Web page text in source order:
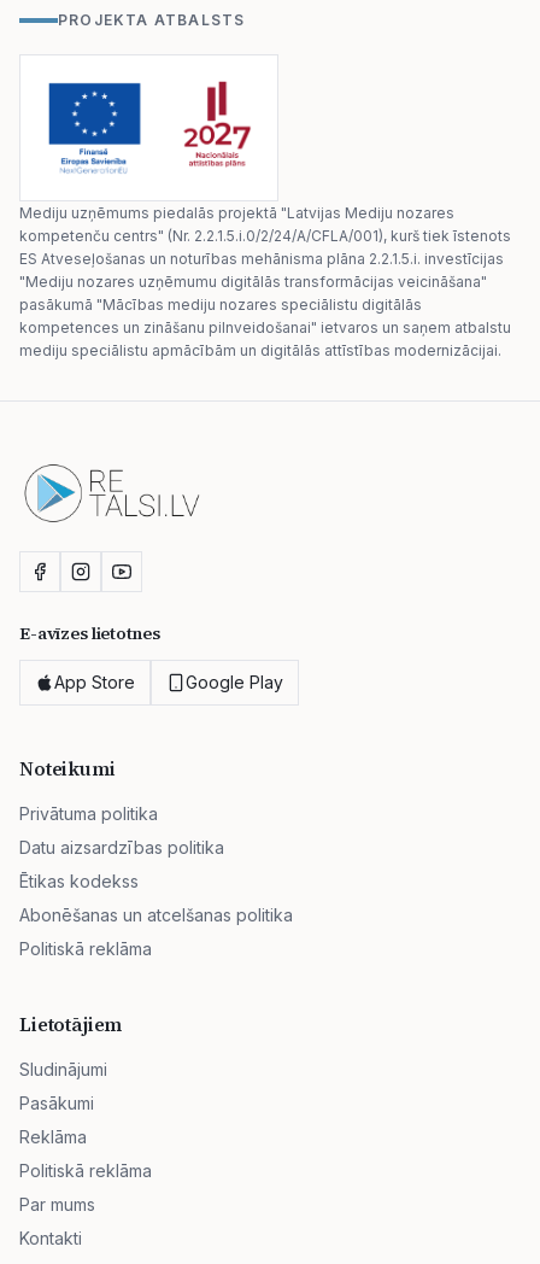
PROJEKTA ATBALSTS
Mediju uzņēmums piedalās projektā "Latvijas Mediju nozares
kompetenču centrs" (Nr. 2.2.1.5.i.0/2/24/A/CFLA/001), kurš tiek īstenots
ES Atveseļošanas un noturības mehānisma plāna 2.2.1.5.i. investīcijas
"Mediju nozares uzņēmumu digitālās transformācijas veicināšana"
pasākumā "Mācības mediju nozares speciālistu digitālās
kompetences un zināšanu pilnveidošanai" ietvaros un saņem atbalstu
mediju speciālistu apmācībām un digitālās attīstības modernizācijai.
E-avīzes lietotnes
App Store Google Play
Noteikumi
Privātuma politika
Datu aizsardzības politika
Ētikas kodekss
Abonēšanas un atcelšanas politika
Politiskā reklāma
Lietotājiem
Sludinājumi
Pasākumi
Reklāma
Politiskā reklāma
Par mums
Kontakti